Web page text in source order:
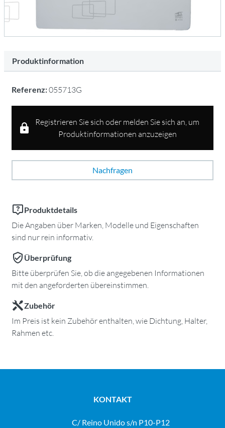
Produktinformation
Referenz:055713G
Registrieren Sie sich oder melden Sie sich an, um
Produktinformationen anzuzeigen
Nachfragen
Produktdetails
Die Angaben über Marken, Modelle und Eigenschaften
sind nur rein informativ.
Überprüfung
Bitte überprüfen Sie, ob die angegebenen Informationen
mit den angeforderten übereinstimmen.
Zubehör
Im Preis ist kein Zubehör enthalten, wie Dichtung, Halter,
Rahmen etc.
KONTAKT
C/ Reino Unido s/n P10-P12